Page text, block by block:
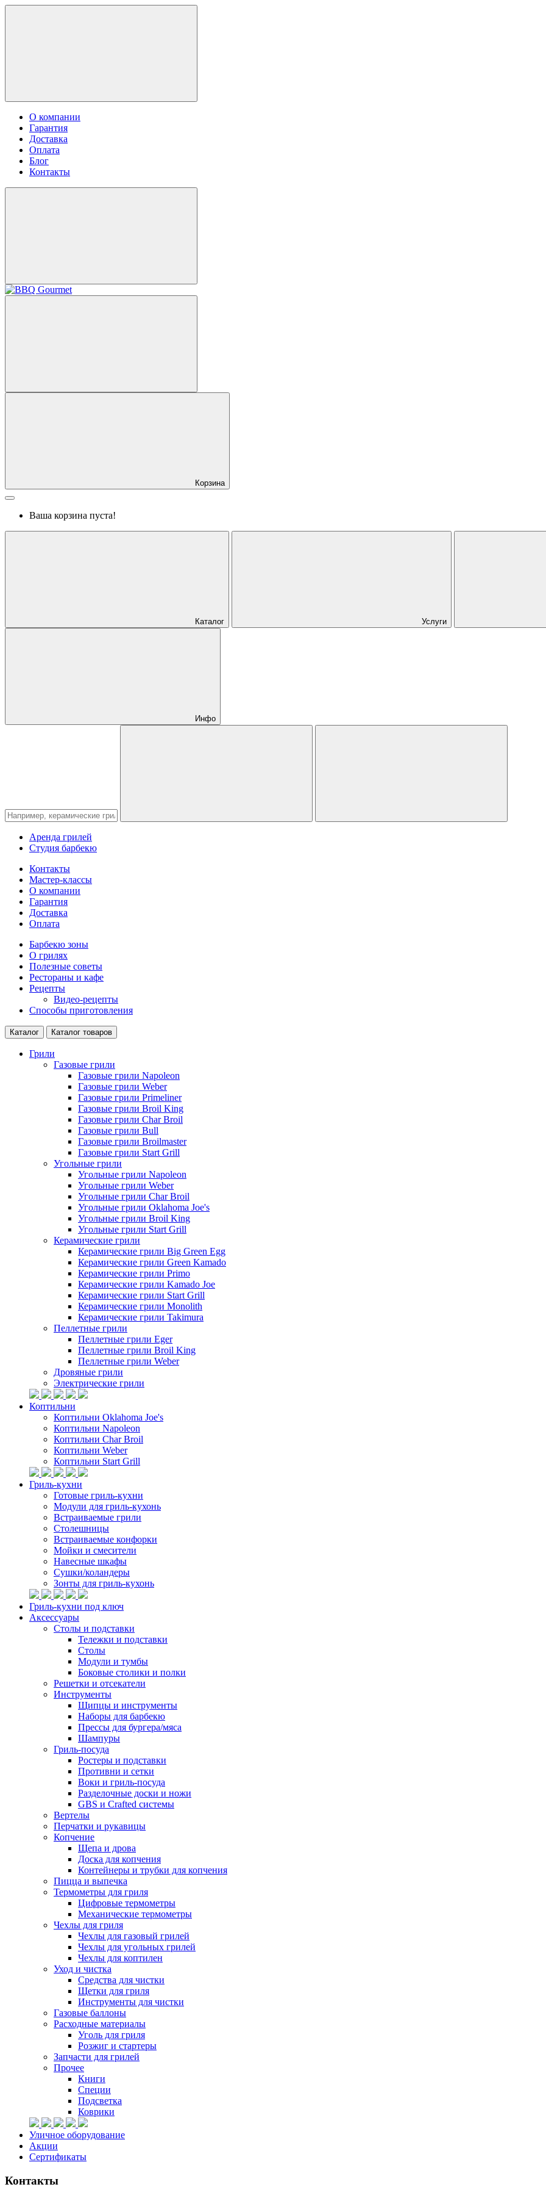
О компании
Гарантия
Доставка
Оплата
Блог
Контакты
Корзина
Ваша корзина пуста!
Каталог Услуги
Инфо
Аренда грилей
Студия барбекю
Контакты
Мастер-классы
О компании
Гарантия
Доставка
Оплата
Барбекю зоны
О грилях
Полезные советы
Рестораны и кафе
Рецепты
Видео-рецепты
Способы приготовления
Каталог Каталог товаров
Грили
Газовые грили
Газовые грили Napoleon
Газовые грили Weber
Газовые грили Primeliner
Газовые грили Broil King
Газовые грили Char Broil
Газовые грили Bull
Газовые грили Broilmaster
Газовые грили Start Grill
Угольные грили
Угольные грили Napoleon
Угольные грили Weber
Угольные грили Char Broil
Угольные грили Oklahoma Joe's
Угольные грили Broil King
Угольные грили Start Grill
Керамические грили
Керамические грили Big Green Egg
Керамические грили Green Kamado
Керамические грили Primo
Керамические грили Kamado Joe
Керамические грили Start Grill
Керамические грили Monolith
Керамические грили Takimura
Пеллетные грили
Пеллетные грили Eger
Пеллетные грили Broil King
Пеллетные грили Weber
Дровяные грили
Электрические грили
Коптильни
Коптильни Oklahoma Joe's
Коптильни Napoleon
Коптильни Char Broil
Коптильни Weber
Коптильни Start Grill
Гриль-кухни
Готовые гриль-кухни
Модули для гриль-кухонь
Встраиваемые грили
Столешницы
Встраиваемые конфорки
Мойки и смесители
Навесные шкафы
Сушки/коландеры
Зонты для гриль-кухонь
Гриль-кухни под ключ
Аксессуары
Столы и подставки
Тележки и подставки
Столы
Модули и тумбы
Боковые столики и полки
Решетки и отсекатели
Инструменты
Щипцы и инструменты
Наборы для барбекю
Прессы для бургера/мяса
Шампуры
Гриль-посуда
Ростеры и подставки
Противни и сетки
Воки и гриль-посуда
Разделочные доски и ножи
GBS и Crafted системы
Вертелы
Перчатки и рукавицы
Копчение
Щепа и дрова
Доска для копчения
Контейнеры и трубки для копчения
Пицца и выпечка
Термометры для гриля
Цифровые термометры
Механические термометры
Чехлы для гриля
Чехлы для газовый грилей
Чехлы для угольных грилей
Чехлы для коптилен
Уход и чистка
Средства для чистки
Щетки для гриля
Инструменты для чистки
Газовые баллоны
Расходные материалы
Уголь для гриля
Розжиг и стартеры
Запчасти для грилей
Прочее
Книги
Специи
Подсветка
Коврики
Уличное оборудование
Акции
Сертификаты
Контакты